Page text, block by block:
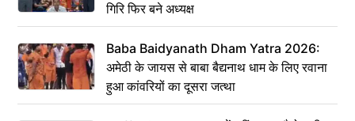
गिरि फिर बने अध्यक्ष
Baba Baidyanath Dham Yatra 2026:
अमेठी के जायस से बाबा बैद्यनाथ धाम के लिए रवाना
हुआ कांवरियों का दूसरा जत्था